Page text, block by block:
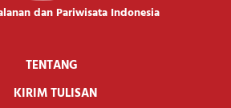
dan Pariwisata Indonesia
TENTANG
KIRIM TULISAN